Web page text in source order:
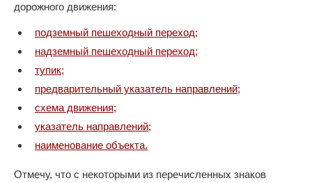
дорожного движения:
подземный пешеходный переход;
надземный пешеходный переход;
тупик;
предварительный указатель направлений;
схема движения;
указатель направлений;
наименование объекта.
Отмечу, что с некоторыми из перечисленных знаков